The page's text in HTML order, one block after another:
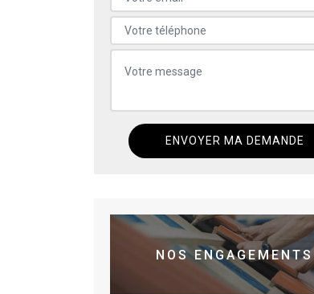
NOS ENGAGEMENTS